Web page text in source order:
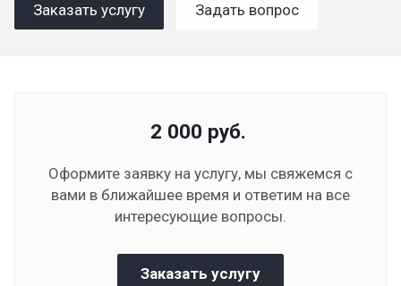
Заказать услугу Задать вопрос
2 000 руб.
Оформите заявку на услугу, мы свяжемся с
вами в ближайшее время и ответим на все
интересующие вопросы.
Заказать услугу